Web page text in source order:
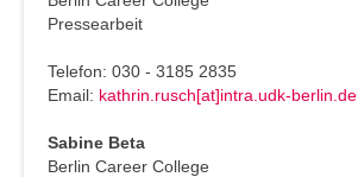
Pressearbeit
Telefon: 030 - 3185 2835
Email: kathrin.rusch[at]intra.udk-berlin.de
Sabine Beta
Berlin Career College